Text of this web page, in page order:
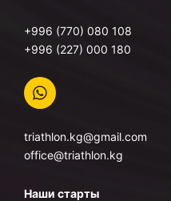
+996 (770) 080 108
+996 (227) 000 180
triathlon.kg@gmail.com
office@triathlon.kg
Наши старты